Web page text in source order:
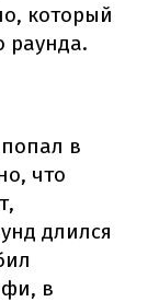
который
раунда.
в
что
длился
в